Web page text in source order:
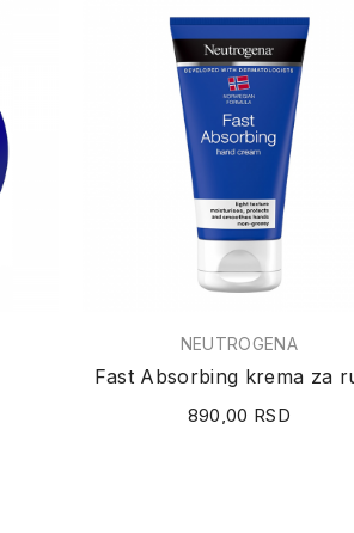
NEUTROGENA
890,00 RSD